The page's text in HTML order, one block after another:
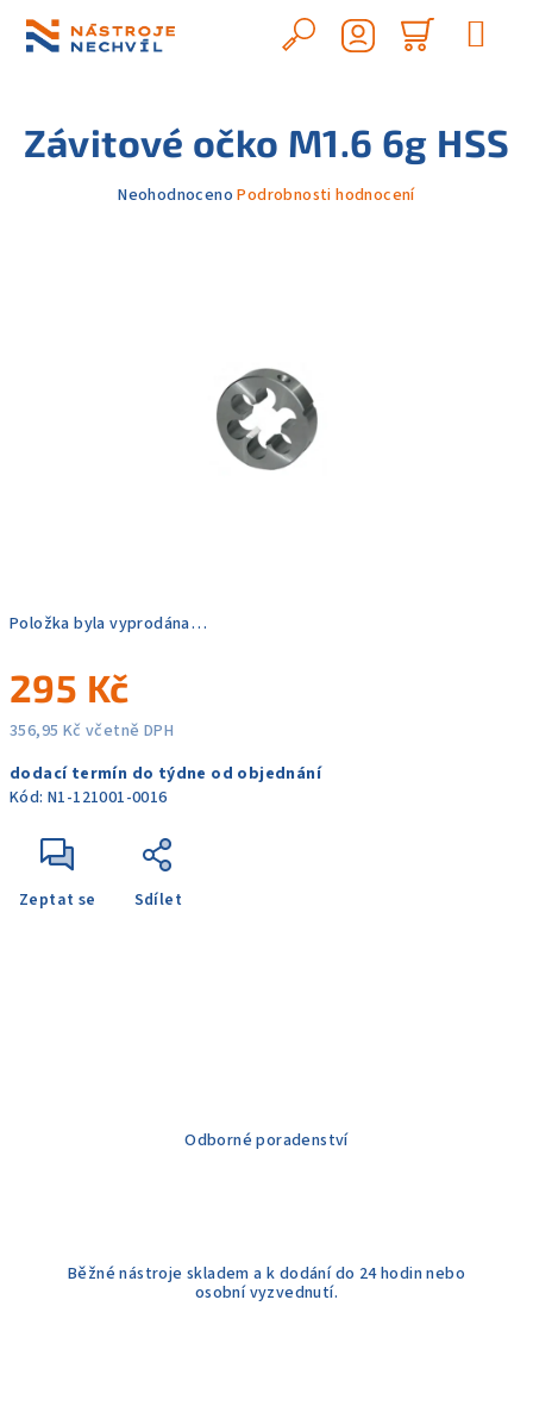
obsah
Hledat
košík
Položka byla vyprodána…
295 Kč
356,95 Kč včetně DPH
cena:
dodací termín do týdne od objednání
Kód: N1-121001-0016
Zeptat se Sdílet
Závitové očko M1.6 6g HSS
Průměrné
Neohodnoceno Podrobnosti hodnocení
Odborné poradenství
Běžné nástroje skladem a k dodání do 24 hodin nebo
osobní vyzvednutí.